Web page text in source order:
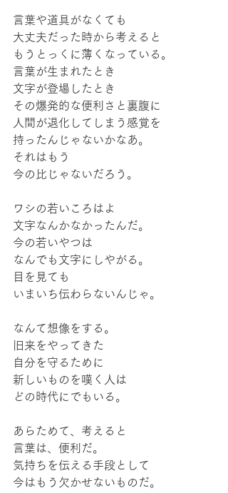
言葉や道具がなくても
大丈夫だった時から考えると
もうとっくに薄くなっている。
言葉が生まれたとき
文字が登場したとき
その爆発的な便利さと裏腹に
人間が退化してしまう感覚を
持ったんじゃないかなあ。
それはもう
今の比じゃないだろう。
ワシの若いころはよ
文字なんかなかったんだ。
今の若いやつは
なんでも文字にしやがる。
目を見ても
いまいち伝わらないんじゃ。
なんて想像をする。
旧来をやってきた
自分を守るために
新しいものを嘆く人は
どの時代にでもいる。
あらためて、考えると
言葉は、便利だ。
気持ちを伝える手段として
今はもう欠かせないものだ。